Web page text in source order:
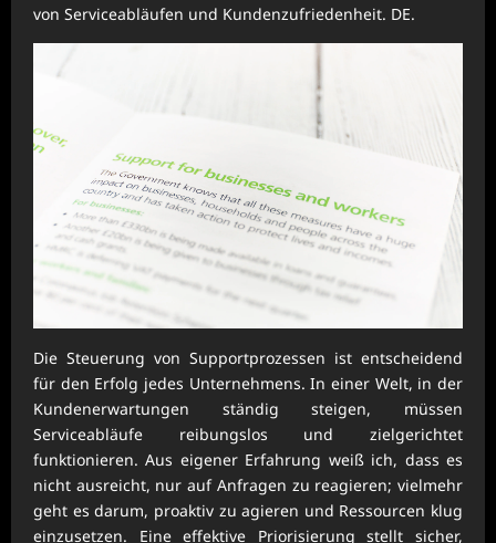
von Serviceabläufen und Kundenzufriedenheit. DE.
Die Steuerung von Supportprozessen ist entscheidend
für den Erfolg jedes Unternehmens. In einer Welt, in der
Kundenerwartungen ständig steigen, müssen
Serviceabläufe reibungslos und zielgerichtet
funktionieren. Aus eigener Erfahrung weiß ich, dass es
nicht ausreicht, nur auf Anfragen zu reagieren; vielmehr
geht es darum, proaktiv zu agieren und Ressourcen klug
einzusetzen. Eine effektive Priorisierung stellt sicher,